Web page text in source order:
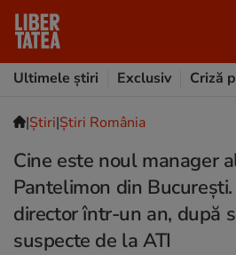
Ultimele știri
Exclusiv Criză
|Ştiri|Știri România
Cine este noul manager
Pantelimon din
director într-un an, după
suspecte de la ATI